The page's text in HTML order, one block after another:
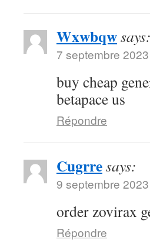
Wxwbqwsays:
7 septembre
buy cheap
betapace us
Répondre
Cugrresays:
9 septembre
order zovirax
Répondre